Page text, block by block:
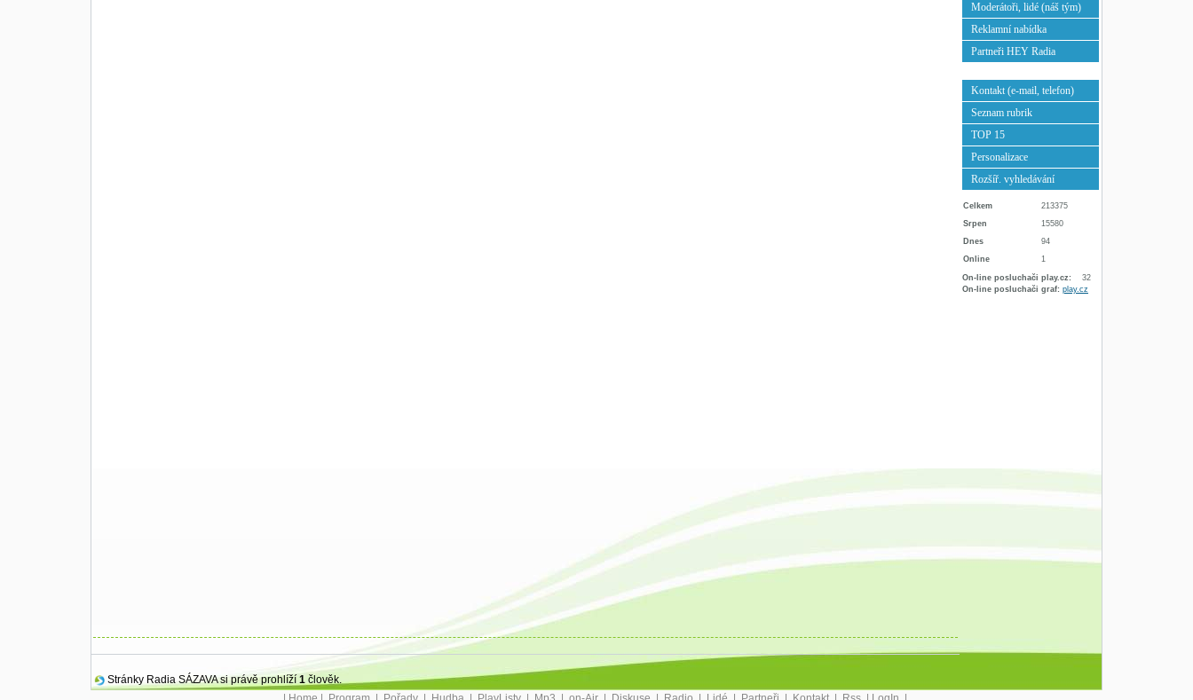
Stránky Radia SÁZAVA si právě prohlíží 1 člověk.
Moderátoři, lidé (náš tým)
Reklamní nabídka
Partneři HEY Radia
Kontakt (e-mail, telefon)
Seznam rubrik
TOP 15
Personalizace
Rozšíř. vyhledávání
Celkem
213375
Srpen
15580
Dnes
94
Online
1
On-line posluchači play.cz:
32
On-line posluchači graf: play.cz